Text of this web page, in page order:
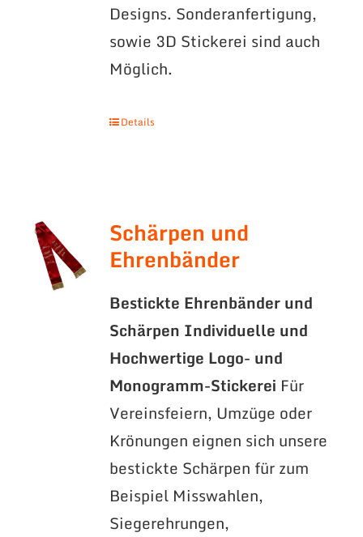
Designs. Sonderanfertigung,
sowie 3D Stickerei sind auch
Möglich.
Details
Schärpen und
Ehrenbänder
Bestickte Ehrenbänder und
Schärpen Individuelle und
Hochwertige Logo- und
Monogramm-Stickerei Für
Vereinsfeiern, Umzüge oder
Krönungen eignen sich unsere
bestickte Schärpen für zum
Beispiel Misswahlen,
Siegerehrungen,